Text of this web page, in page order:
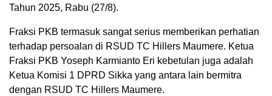
Tahun 2025, Rabu (27/8).
Fraksi PKB termasuk sangat serius memberikan perhatian
terhadap persoalan di RSUD TC Hillers Maumere. Ketua
Fraksi PKB Yoseph Karmianto Eri kebetulan juga adalah
Ketua Komisi 1 DPRD Sikka yang antara lain bermitra
dengan RSUD TC Hillers Maumere.